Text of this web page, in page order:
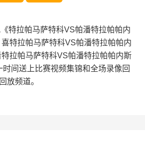
特拉帕马萨特科VS帕潘特拉帕帕内
特拉帕马萨特科VS帕潘特拉帕帕内
拉帕马萨特科VS帕潘特拉帕帕内斯
间送上比赛视频集锦和全场录像回
放频道。